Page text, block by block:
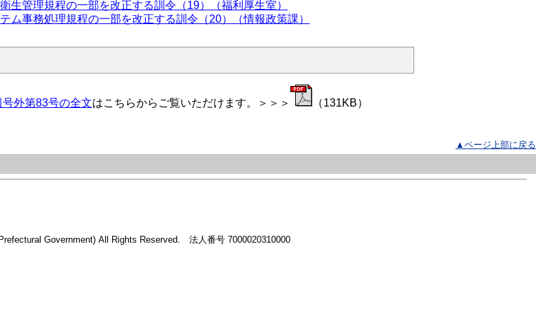
生管理規程の一部を改正する訓令（19）（福利厚生室）
ム事務処理規程の一部を改正する訓令（20）（情報政策課）
外第83号の全文はこちらからご覧いただけます。＞＞＞ （131KB）
▲ページ上部に戻る
Government) All Rights Reserved. 法人番号 7000020310000